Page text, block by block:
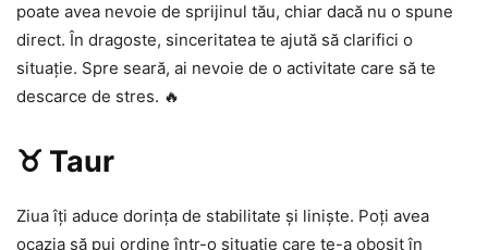
poate avea nevoie de sprijinul tău, chiar dacă nu o spune
direct. În dragoste, sinceritatea te ajută să clarifici o
situație. Spre seară, ai nevoie de o activitate care să te
descarce de stres. 🔥
♉ Taur
Ziua îți aduce dorința de stabilitate și liniște. Poți avea
ocazia să pui ordine într-o situație care te-a obosit în